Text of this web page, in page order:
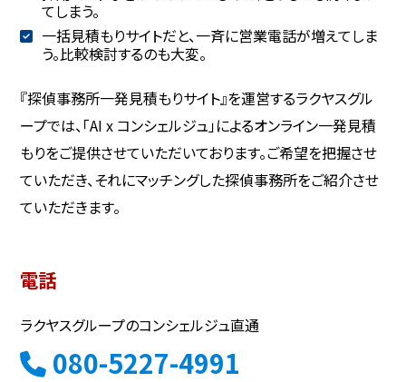
てしまう。
一括見積もりサイトだと、一斉に営業電話が増えてしま
う。比較検討するのも大変。
『探偵事務所一発見積もりサイト』を運営するラクヤスグル
ープでは、「AI x コンシェルジュ」によるオンライン一発見積
もりをご提供させていただいております。ご希望を把握させ
ていただき、それにマッチングした探偵事務所をご紹介させ
ていただきます。
電話
ラクヤスグループのコンシェルジュ直通
080-5227-4991